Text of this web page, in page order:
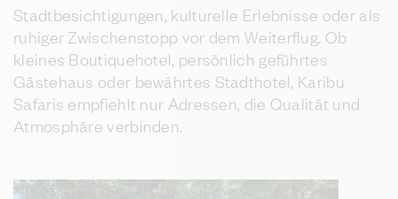
Stadtbesichtigungen, kulturelle Erlebnisse oder als
ruhiger Zwischenstopp vor dem Weiterflug. Ob
kleines Boutiquehotel, persönlich geführtes
Gästehaus oder bewährtes Stadthotel, Karibu
Safaris empfiehlt nur Adressen, die Qualität und
Atmosphäre verbinden.